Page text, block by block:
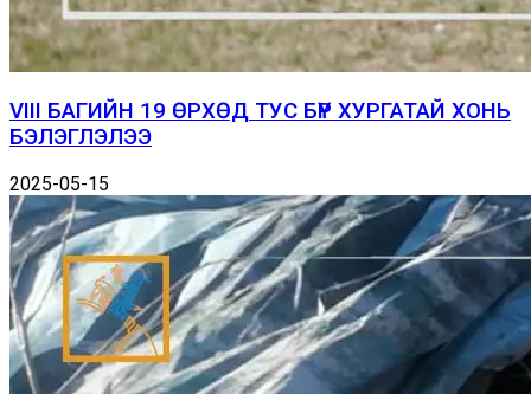
VIII БАГИЙН 19 ӨРХӨД ТУС БҮР ХУРГАТАЙ ХОНЬ
БЭЛЭГЛЭЛЭЭ
2025-05-15